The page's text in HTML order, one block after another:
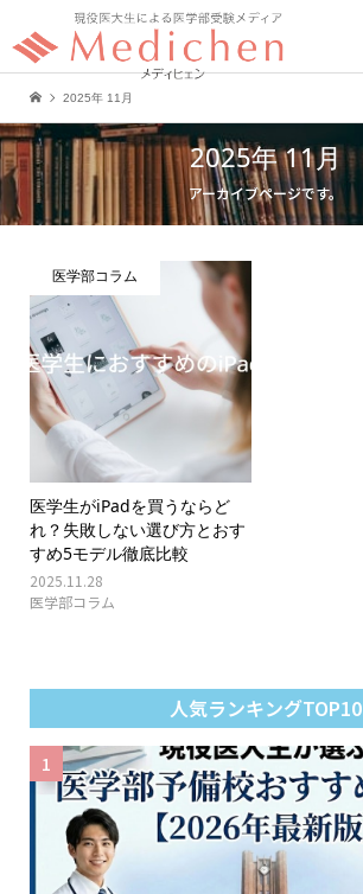
2025年 11月
2025年 11月
アーカイブページです。
医学部コラム
医学生がiPadを買うならど
れ？失敗しない選び方とおす
すめ5モデル徹底比較
2025.11.28
医学部コラム
人気ランキングTOP10
1